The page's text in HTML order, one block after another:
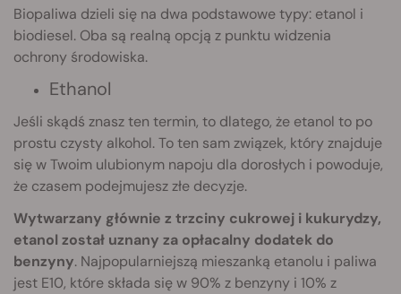
Biopaliwa dzieli się na dwa podstawowe typy: etanol i
biodiesel. Oba są realną opcją z punktu widzenia
ochrony środowiska.
Ethanol
Jeśli skądś znasz ten termin, to dlatego, że etanol to po
prostu czysty alkohol. To ten sam związek, który znajduje
się w Twoim ulubionym napoju dla dorosłych i powoduje,
że czasem podejmujesz złe decyzje.
Wytwarzany głównie z trzciny cukrowej i kukurydzy,
etanol został uznany za opłacalny dodatek do
benzyny. Najpopularniejszą mieszanką etanolu i paliwa
jest E10, które składa się w 90% z benzyny i 10% z